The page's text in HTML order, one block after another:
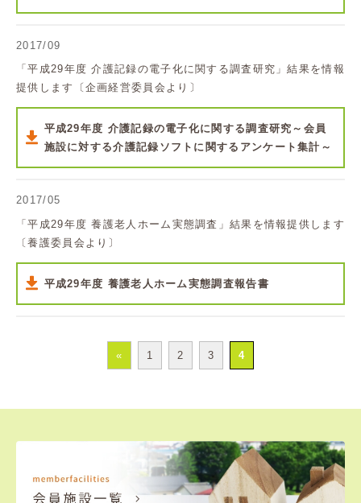
2017/09
「平成29年度 介護記録の電子化に関する調査研究」結果を情報
提供します〔企画経営委員会より〕
平成29年度 介護記録の電子化に関する調査研究～会員
施設に対する介護記録ソフトに関するアンケート集計～
2017/05
「平成29年度 養護老人ホーム実態調査」結果を情報提供します
〔養護委員会より〕
平成29年度 養護老人ホーム実態調査報告書
« 1 2 3 4